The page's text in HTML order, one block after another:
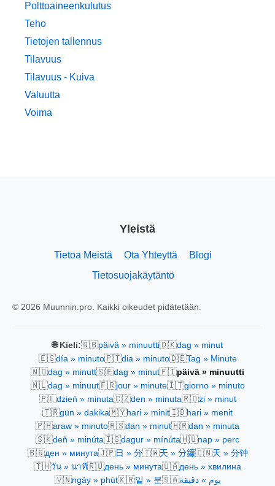
Polttoaineenkulutus
Teho
Tietojen tallennus
Tilavuus
Tilavuus - Kuiva
Valuutta
Voima
Yleistä
Tietoa Meistä Ota Yhteyttä
Blogi
Tietosuojakäytäntö
© 2026 Muunnin.pro. Kaikki oikeudet pidätetään.
🌐 Kieli:🇬🇧päivä » minuutti🇩🇰dag » minut
🇪🇸día » minuto🇵🇹dia » minuto🇩🇪Tag » Minute
🇳🇴dag » minutt🇸🇪dag » minut🇫🇮päivä » minuutti
🇳🇱dag » minuut🇫🇷jour » minute🇮🇹giorno » minuto
🇵🇱dzień » minuta🇨🇿den » minuta🇷🇴zi » minut
🇹🇷gün » dakika🇲🇾hari » minit🇮🇩hari » menit
🇵🇭araw » minuto🇷🇸dan » minut🇭🇷dan » minuta
🇸🇰deň » minúta🇮🇸dagur » mínúta🇭🇺nap » perc
🇧🇬ден » минута🇯🇵日 » 分🇹🇼天 » 分鐘🇨🇳天 » 分钟
🇹🇭วัน » นาที🇷🇺день » минута🇺🇦день » хвилина
🇻🇳ngày » phút🇰🇷일 » 분🇸🇦يوم » دقيقة